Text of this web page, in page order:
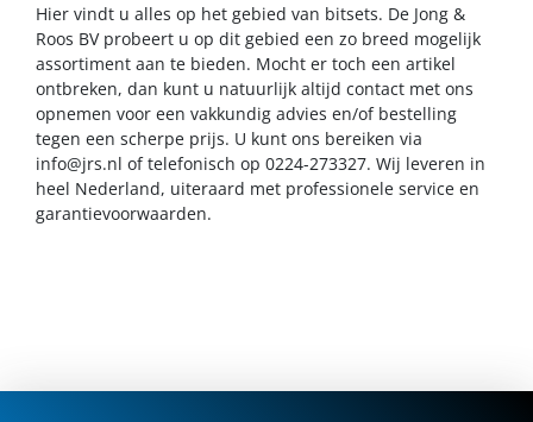
Hier vindt u alles op het gebied van bitsets. De Jong &
Roos BV probeert u op dit gebied een zo breed mogelijk
assortiment aan te bieden. Mocht er toch een artikel
ontbreken, dan kunt u natuurlijk altijd contact met ons
opnemen voor een vakkundig advies en/of bestelling
tegen een scherpe prijs. U kunt ons bereiken via
info@jrs.nl of telefonisch op 0224-273327. Wij leveren in
heel Nederland, uiteraard met professionele service en
garantievoorwaarden.